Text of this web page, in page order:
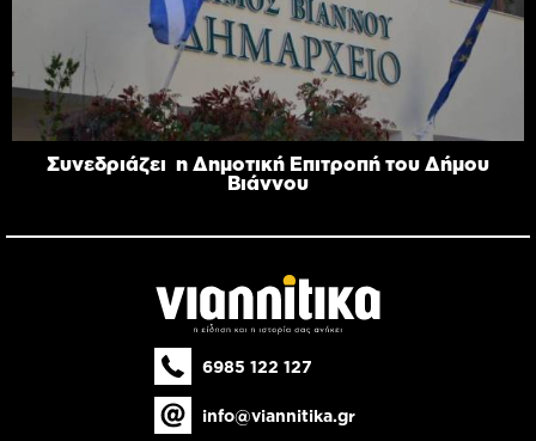
Συνεδριάζει η Δημοτική Επιτροπή του Δήμου
Βιάννου
6985 122 127
info@viannitika.gr